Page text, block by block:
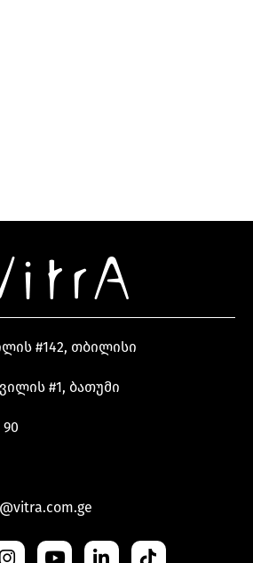
#142, თბილისი
#1, ბათუმი